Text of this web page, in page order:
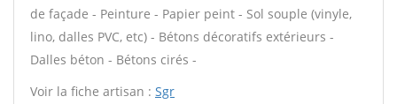
de façade - Peinture - Papier peint - Sol souple (vinyle,
lino, dalles PVC, etc) - Bétons décoratifs extérieurs -
Dalles béton - Bétons cirés -
Voir la fiche artisan : Sgr